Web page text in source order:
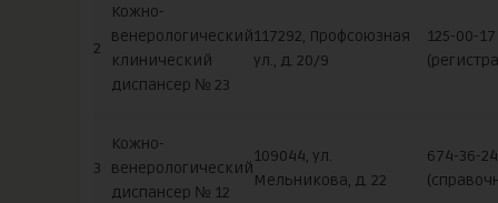
2
Кожно-
венерологический
клинический
диспансер № 23
117292, Профсоюзная
ул., д. 20/9
125-00-17
3
Кожно-
венерологический
диспансер № 12
109044, ул.
Мельникова, д. 22
674-36-24